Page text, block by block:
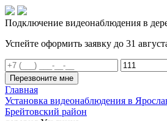
Подключение видеонаблюдения в
Успейте оформить заявку до 31
Перезвоните мне
Главная
Установка видеонаблюдения в
Брейтовский район